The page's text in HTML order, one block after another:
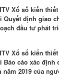
Xổ số kiến
Quyết định giao
đầu tư phát
Xổ số kiến
Báo cáo xác
năm 2019 của